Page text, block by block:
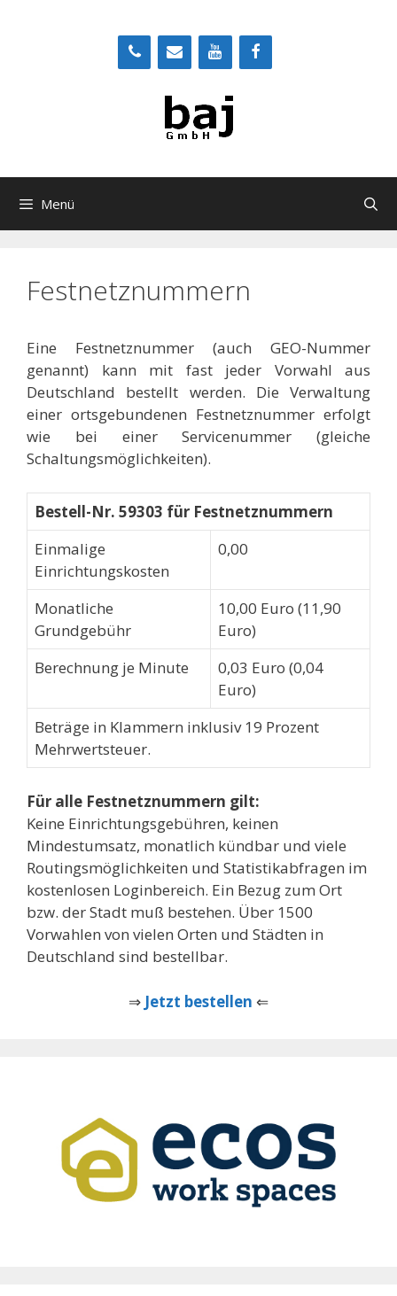
Menü
Festnetznummern
Eine Festnetznummer (auch GEO-Nummer
genannt) kann mit fast jeder Vorwahl aus
Deutschland bestellt werden. Die Verwaltung
einer ortsgebundenen Festnetznummer erfolgt
wie bei einer Servicenummer (gleiche
Schaltungsmöglichkeiten).
Bestell-Nr. 59303 für Festnetznummern
Einmalige
Einrichtungskosten
0,00
Monatliche
Grundgebühr
10,00 Euro (11,90
Euro)
Berechnung je Minute
0,03 Euro (0,04
Euro)
Beträge in Klammern inklusiv 19 Prozent
Mehrwertsteuer.
Für alle Festnetznummern gilt:
Keine Einrichtungsgebühren, keinen
Mindestumsatz, monatlich kündbar und viele
Routingsmöglichkeiten und Statistikabfragen im
kostenlosen Loginbereich. Ein Bezug zum Ort
bzw. der Stadt muß bestehen. Über 1500
Vorwahlen von vielen Orten und Städten in
Deutschland sind bestellbar.
⇒ Jetzt bestellen ⇐